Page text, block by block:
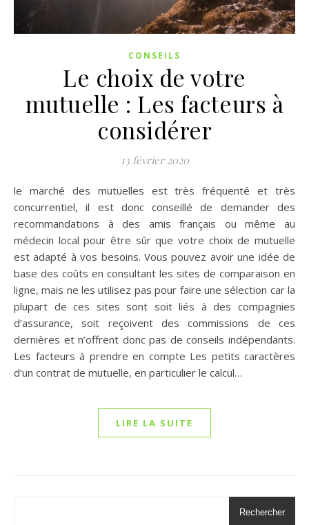
CONSEILS
Le choix de votre
mutuelle : Les facteurs à
considérer
13 février 2020
le marché des mutuelles est très fréquenté et très
concurrentiel, il est donc conseillé de demander des
recommandations à des amis français ou même au
médecin local pour être sûr que votre choix de mutuelle
est adapté à vos besoins. Vous pouvez avoir une idée de
base des coûts en consultant les sites de comparaison en
ligne, mais ne les utilisez pas pour faire une sélection car la
plupart de ces sites sont soit liés à des compagnies
d’assurance, soit reçoivent des commissions de ces
dernières et n’offrent donc pas de conseils indépendants.
Les facteurs à prendre en compte Les petits caractères
d’un contrat de mutuelle, en particulier le calcul…
LIRE LA SUITE
Rechercher